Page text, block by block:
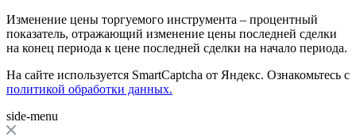
Изменение цены торгуемого инструмента – процентный
показатель, отражающий изменение цены последней сделки
на конец периода к цене последней сделки на начало периода.
На сайте используется SmartCaptcha от Яндекс. Ознакомьтесь с
политикой обработки данных.
side-menu